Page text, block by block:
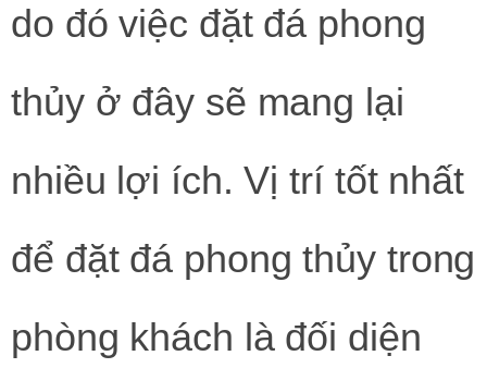
do đó việc đặt đá phong
thủy ở đây sẽ mang lại
nhiều lợi ích. Vị trí tốt nhất
để đặt đá phong thủy trong
phòng khách là đối diện